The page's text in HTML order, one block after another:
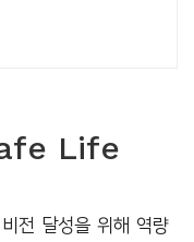
Life
전 달성을 위해 역량